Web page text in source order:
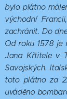
bylo plátno
východní
zachránit. Do
Od roku 1578 je
Jana Křtitele v
Savojských.
toto plátno za
uváděno